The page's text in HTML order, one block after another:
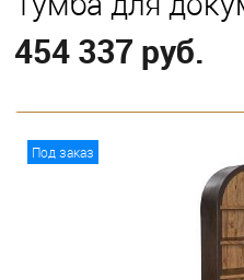
454 337 руб.
Под заказ